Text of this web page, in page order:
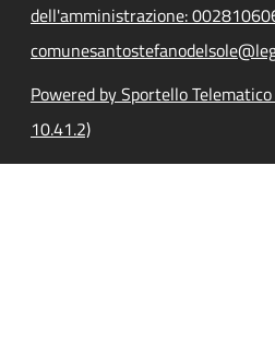
dell'amministrazione:
Powered by Sportello
10.41.2)